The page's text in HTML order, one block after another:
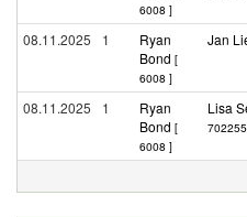
6008 ]
08.11.2025 1
Ryan
Bond [
6008 ]
Jan
08.11.2025 1
Ryan
Bond [
6008 ]
Lisa